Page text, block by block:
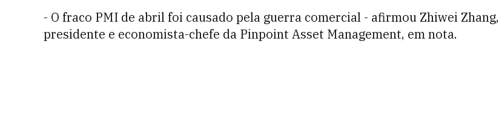
- O fraco PMI de abril foi causado pela guerra comercial - afirmou Zhiwei Zhang,
presidente e economista-chefe da Pinpoint Asset Management, em nota.